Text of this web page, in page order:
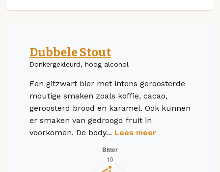
Dubbele Stout
Donkergekleurd, hoog alcohol
Een gitzwart bier met intens geroosterde
moutige smaken zoals koffie, cacao,
geroosterd brood en karamel. Ook kunnen
er smaken van gedroogd fruit in
voorkomen. De body... Lees meer